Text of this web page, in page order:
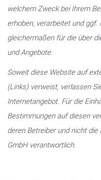
welchem Zweck bei Ihrem
erhoben, verarbeitet und
gleichermaßen für die über
und Angebote.
Soweit diese Website auf
(Links) verweist, verlassen
Internetangebot. Für die
Bestimmungen auf diesen
deren Betreiber und nicht
GmbH verantwortlich.